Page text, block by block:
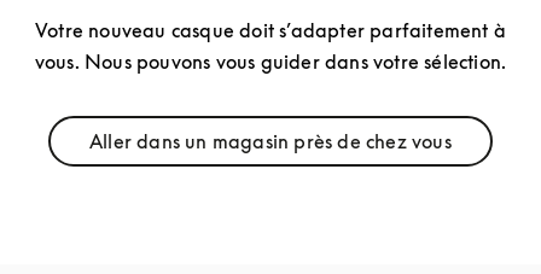
Votre nouveau casque doit s’adapter parfaitement à
vous. Nous pouvons vous guider dans votre sélection.
Aller dans un magasin près de chez vous
Link Opens in New Tab